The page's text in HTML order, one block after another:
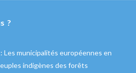
?
Les municipalités européennes en
indigènes des forêts